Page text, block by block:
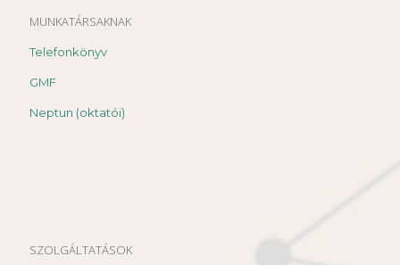
MUNKATÁRSAKNAK
Telefonkönyv
GMF
Neptun (oktatói)
SZOLGÁLTATÁSOK